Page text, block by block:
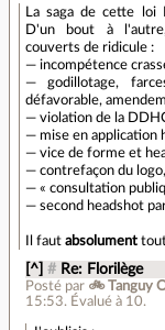
La saga de cette
D'un bout à
couverts de ridicule :
— incompétence
— godillotage,
défavorable,
— violation de la
— mise en application
— vice de forme et
— contrefaçon du logo,
— « consultation
— second headshot
Il faut absolument
[^] # Re: Florilège
Posté par 🚲 Tanguy
15:53. Évalué à 10.